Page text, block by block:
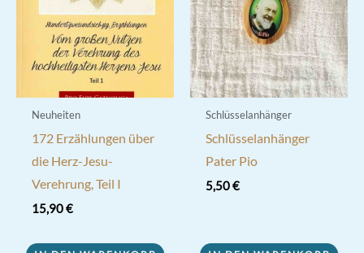
Neuheiten
172 Erzählungen über
die Herz-Jesu-
Verehrung, Teil I
15,90€
Schlüsselanhänger
Schlüsselanhänger
Pater Pio
5,50€